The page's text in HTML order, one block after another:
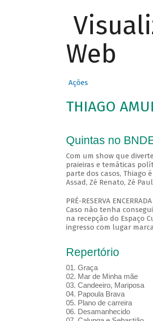
Web
Ações
THIAGO
Quintas no
Com um show que
praieiras e temáticas
parte dos casos, Thiago
Assad, Zé Renato, Zé
PRÉ-RESERVA ENCERRADA
Caso não tenha
na recepção do Espaço
ingresso com lugar
Repertório
01. Graça
02. Mar de Minha mãe
03. Candeeiro, Mariposa
04. Papoula Brava
05. Plano de carreira
06. Desamanhecido